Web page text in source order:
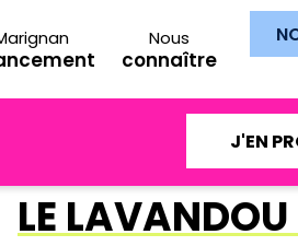
Nous
connaître
J'EN
LE